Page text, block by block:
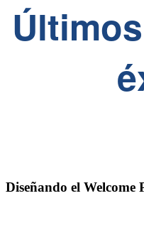
Diseñando el